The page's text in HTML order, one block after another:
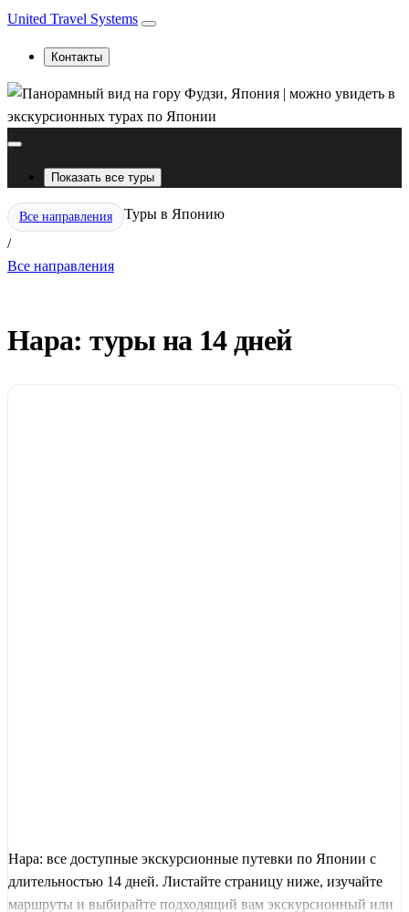
United Travel Systems
Контакты
Показать все туры
Все направления
/
Туры в Японию
Все направления
Нара: туры на 14 дней
Нара: все доступные экскурсионные путевки по Японии с
длительностью 14 дней. Листайте страницу ниже, изучайте
маршруты и выбирайте подходящий вам экскурсионный или